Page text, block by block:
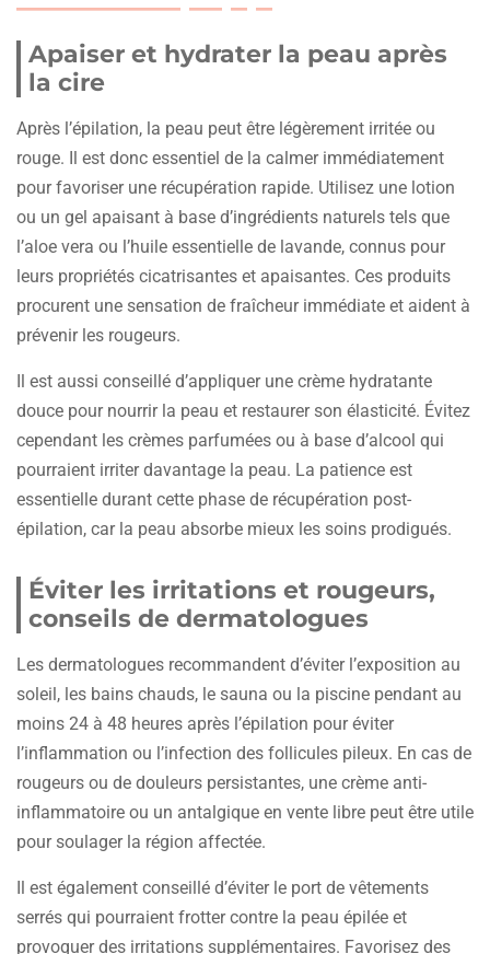
Apaiser et hydrater la peau après
la cire
Après l’épilation, la peau peut être légèrement irritée ou
rouge. Il est donc essentiel de la calmer immédiatement
pour favoriser une récupération rapide. Utilisez une lotion
ou un gel apaisant à base d’ingrédients naturels tels que
l’aloe vera ou l’huile essentielle de lavande, connus pour
leurs propriétés cicatrisantes et apaisantes. Ces produits
procurent une sensation de fraîcheur immédiate et aident à
prévenir les rougeurs.
Il est aussi conseillé d’appliquer une crème hydratante
douce pour nourrir la peau et restaurer son élasticité. Évitez
cependant les crèmes parfumées ou à base d’alcool qui
pourraient irriter davantage la peau. La patience est
essentielle durant cette phase de récupération post-
épilation, car la peau absorbe mieux les soins prodigués.
Éviter les irritations et rougeurs,
conseils de dermatologues
Les dermatologues recommandent d’éviter l’exposition au
soleil, les bains chauds, le sauna ou la piscine pendant au
moins 24 à 48 heures après l’épilation pour éviter
l’inflammation ou l’infection des follicules pileux. En cas de
rougeurs ou de douleurs persistantes, une crème anti-
inflammatoire ou un antalgique en vente libre peut être utile
pour soulager la région affectée.
Il est également conseillé d’éviter le port de vêtements
serrés qui pourraient frotter contre la peau épilée et
provoquer des irritations supplémentaires. Favorisez des